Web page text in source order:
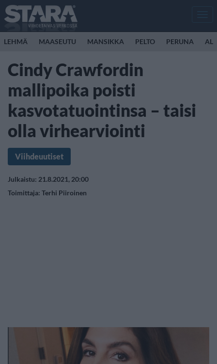
LEHMÄ MAASEUTU MANSIKKA PELTO PERUNA
Cindy Crawfordin
mallipoika poisti
kasvotatuointinsa – taisi
olla virhearviointi
Viihdeuutiset
Julkaistu: 21.8.2021, 20:00
Toimittaja: Terhi Piiroinen